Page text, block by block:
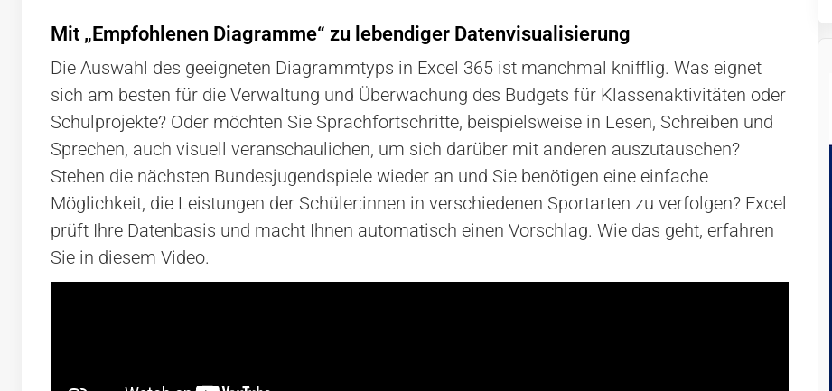
Mit „Empfohlenen Diagramme“ zu lebendiger Datenvisualisierung
Die Auswahl des geeigneten Diagrammtyps in Excel 365 ist manchmal knifflig. Was eignet
sich am besten für die Verwaltung und Überwachung des Budgets für Klassenaktivitäten oder
Schulprojekte? Oder möchten Sie Sprachfortschritte, beispielsweise in Lesen, Schreiben und
Sprechen, auch visuell veranschaulichen, um sich darüber mit anderen auszutauschen?
Stehen die nächsten Bundesjugendspiele wieder an und Sie benötigen eine einfache
Möglichkeit, die Leistungen der Schüler:innen in verschiedenen Sportarten zu verfolgen? Excel
prüft Ihre Datenbasis und macht Ihnen automatisch einen Vorschlag. Wie das geht, erfahren
Sie in diesem Video.